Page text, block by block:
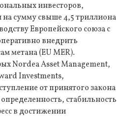
инвесторов,
сумму свыше 4,5 триллиона
Европейского союза с
внедрить
метана (EU MER).
Nordea Asset Management,
Investments,
от принятого закона
стабильность
в достижении